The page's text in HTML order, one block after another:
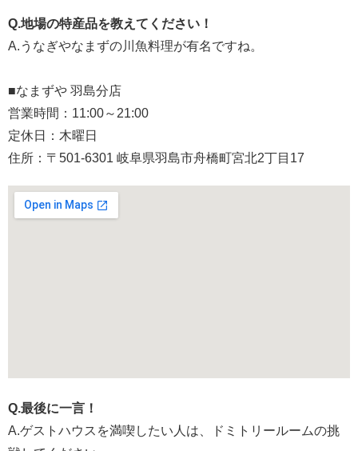
Q.地場の特産品を教えてください！
A.うなぎやなまずの川魚料理が有名ですね。
■なまずや 羽島分店
営業時間：11:00～21:00
定休日：木曜日
住所：〒501-6301 岐阜県羽島市舟橋町宮北2丁目17
Q.最後に一言！
A.ゲストハウスを満喫したい人は、ドミトリールームの挑